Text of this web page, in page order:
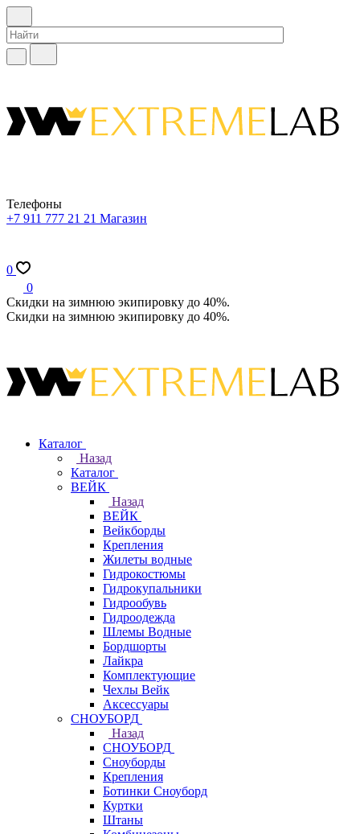
Телефоны
+7 911 777 21 21 Магазин
0
0
Скидки на зимнюю экипировку до 40%.
Скидки на зимнюю экипировку до 40%.
Каталог
Назад
Каталог
ВЕЙК
Назад
ВЕЙК
Вейкборды
Крепления
Жилеты водные
Гидрокостюмы
Гидрокупальники
Гидрообувь
Гидроодежда
Шлемы Водные
Бордшорты
Лайкра
Комплектующие
Чехлы Вейк
Аксессуары
СНОУБОРД
Назад
СНОУБОРД
Сноуборды
Крепления
Ботинки Сноуборд
Куртки
Штаны